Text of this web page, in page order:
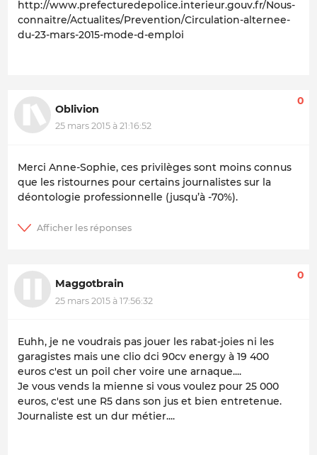
http://www.prefecturedepolice.interieur.gouv.fr/Nous-
connaitre/Actualites/Prevention/Circulation-alternee-
du-23-mars-2015-mode-d-emploi
Oblivion
25 mars 2015 à 21:16:52
0
Merci Anne-Sophie, ces privilèges sont moins connus
que les ristournes pour certains journalistes sur la
déontologie professionnelle (jusqu’à -70%).
Maggotbrain
25 mars 2015 à 17:56:32
0
Euhh, je ne voudrais pas jouer les rabat-joies ni les
garagistes mais une clio dci 90cv energy à 19 400
euros c'est un poil cher voire une arnaque....
Je vous vends la mienne si vous voulez pour 25 000
euros, c'est une R5 dans son jus et bien entretenue.
Journaliste est un dur métier....